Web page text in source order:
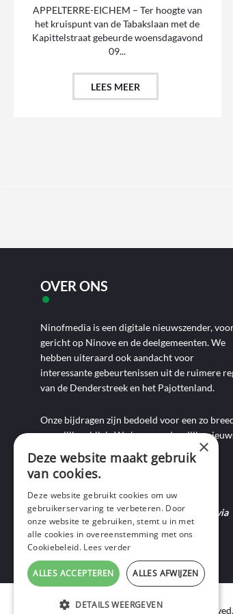
APPELTERRE-EICHEM – Ter hoogte van
het kruispunt van de Tabakslaan met de
Kapittelstraat gebeurde woensdagavond
09...
LEES MEER
OVER ONS
Ninofmedia is een digitale nieuwszender,
gericht op Ninove en de deelgemeenten. We
hebben uiteraard ook aandacht voor
interessante gebeurtenissen uit de ruimere
van de Denderstreek en het Pajottenland.
Onze bijdragen zijn bedoeld voor een zo
mogelijk publiek. We brengen dagelijks
aan de hand van artikels, foto-, audio- en
videoverslagen, interviews, reportages en
commentaarstukken.
Heb je nieuws te melden? Contacteer ons via
mail of bel ons op 0495-69 32 72.
Copyright © 2020 Ninof Media. All Rights
×
Deze website maakt gebruik
van cookies.
Deze website gebruikt cookies om uw
gebruikerservaring te verbeteren. Door
onze website te gebruiken, stemt u in met
alle cookies in overeenstemming met ons
Cookiebeleid. Lees verder
ALLES ACCEPTEREN ALLES AFWIJZEN
DETAILS WEERGEVEN